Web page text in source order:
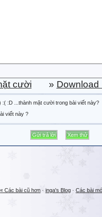
cười » Download
:D ...thành mặt cười trong bài viết này?
viết này ?
« Các bài cũ hơn · inga's Blog · Các bài